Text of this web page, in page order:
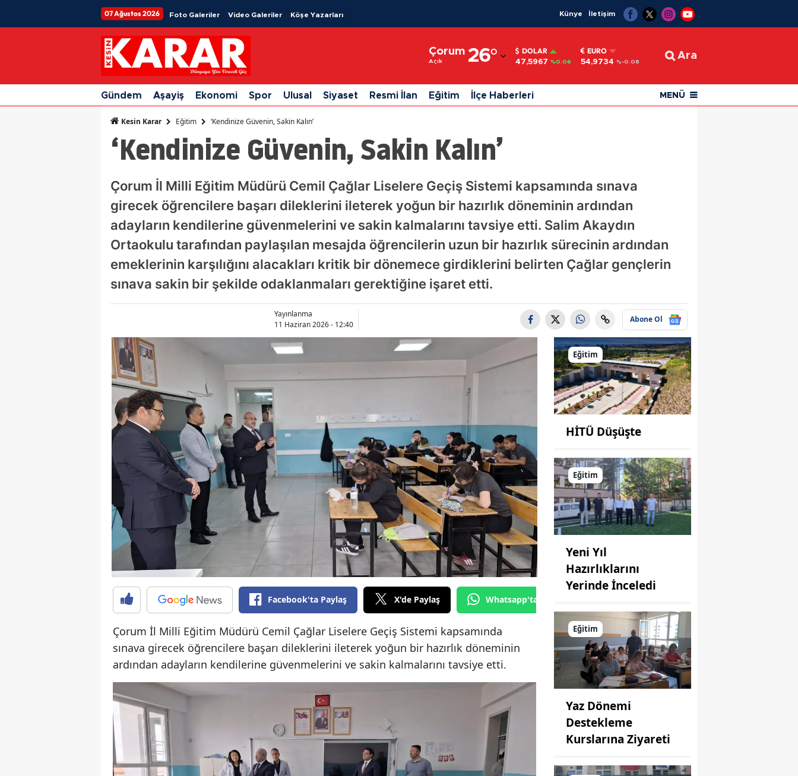
07 Ağustos 2026 Foto Galeriler Video Galeriler Köşe Yazarları Künye İletişim
Çorum
Açık 26°
Adıyaman
Afyonkarahisar
Ağrı
Ankara
Antalya
Artvin
Aydın
Bilecik
Bingöl
Burdur
Çanakkale
Çankırı
Çorum
Denizli
Diyarbakır
Edirne
Elazığ
Erzincan
Eskişehir
Gaziantep
Gümüşhane
Hakkari
Hatay
DOLAR
47,5967 %0.06
EURO
54,9734 %-0.08
Ara
Gündem Aşayiş Ekonomi Spor Ulusal Siyaset Resmi İlan Eğitim İlçe Haberleri MENÜ
Kesin Karar Eğitim ‘Kendinize Güvenin, Sakin Kalın’
‘Kendinize Güvenin, Sakin Kalın’
Çorum İl Milli Eğitim Müdürü Cemil Çağlar Liselere Geçiş Sistemi kapsamında sınava
girecek öğrencilere başarı dileklerini ileterek yoğun bir hazırlık döneminin ardından
adayların kendilerine güvenmelerini ve sakin kalmalarını tavsiye etti. Salim Akaydın
Ortaokulu tarafından paylaşılan mesajda öğrencilerin uzun bir hazırlık sürecinin ardından
emeklerinin karşılığını alacakları kritik bir dönemece girdiklerini belirten Çağlar gençlerin
sınava sakin bir şekilde odaklanmaları gerektiğine işaret etti.
Yayınlanma
11 Haziran 2026 - 12:40
Abone Ol
Facebook'ta Paylaş X'de Paylaş Whatsapp'tan Gönder
Çorum İl Milli Eğitim Müdürü Cemil Çağlar Liselere Geçiş Sistemi kapsamında
sınava girecek öğrencilere başarı dileklerini ileterek yoğun bir hazırlık döneminin
ardından adayların kendilerine güvenmelerini ve sakin kalmalarını tavsiye etti.
Eğitim
HİTÜ Düşüşte
Eğitim
Yeni Yıl
Hazırlıklarını
Yerinde İnceledi
Eğitim
Yaz Dönemi
Destekleme
Kurslarına Ziyareti